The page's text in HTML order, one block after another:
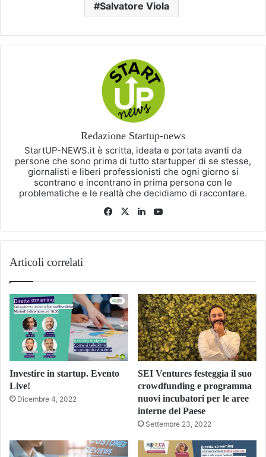
Salvatore Viola
Redazione Startup-news
StartUP-NEWS.it è scritta, ideata e portata avanti da
persone che sono prima di tutto startupper di se stesse,
giornalisti e liberi professionisti che ogni giorno si
scontrano e incontrano in prima persona con le
problematiche e le realtà che decidiamo di raccontare.
Facebook
X LinkedIn
Articoli correlati
Investire in startup. Evento
Live!
Dicembre 4, 2022
SEI Ventures festeggia il suo
crowdfunding e programma
nuovi incubatori per le aree
interne del Paese
Settembre 23, 2022